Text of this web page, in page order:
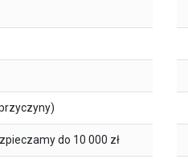
do 10 000 zł